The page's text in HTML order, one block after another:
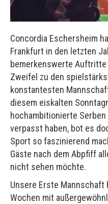
Concordia Eschersheim
Frankfurt in den letzten
bemerkenswerte
Zweifel zu den
konstantesten
diesem eiskalten
hochambitionierte
verpasst haben, bot es
Sport so faszinierend
Gäste nach dem Abpfiff
nicht sehen möchte.
Unsere Erste
Wochen mit